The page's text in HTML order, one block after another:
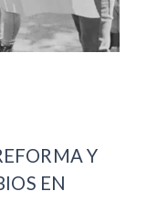
Y
EN